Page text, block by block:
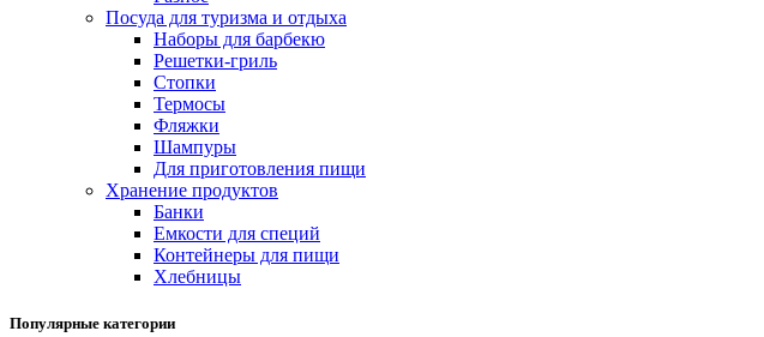
Посуда для туризма и отдыха
Наборы для барбекю
Решетки-гриль
Стопки
Термосы
Фляжки
Шампуры
Для приготовления пищи
Хранение продуктов
Банки
Емкости для специй
Контейнеры для пищи
Хлебницы
Популярные категории